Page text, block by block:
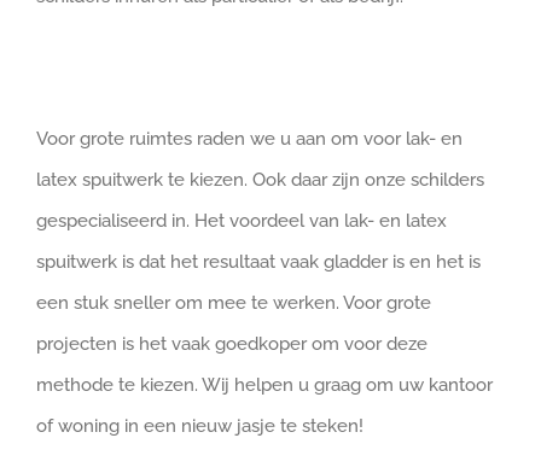
Voor grote ruimtes raden we u aan om voor lak- en
latex spuitwerk te kiezen. Ook daar zijn onze schilders
gespecialiseerd in. Het voordeel van lak- en latex
spuitwerk is dat het resultaat vaak gladder is en het is
een stuk sneller om mee te werken. Voor grote
projecten is het vaak goedkoper om voor deze
methode te kiezen. Wij helpen u graag om uw kantoor
of woning in een nieuw jasje te steken!